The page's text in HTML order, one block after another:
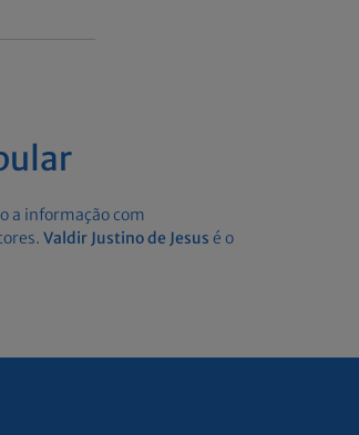
a informação com
Valdir Justino de Jesus é o